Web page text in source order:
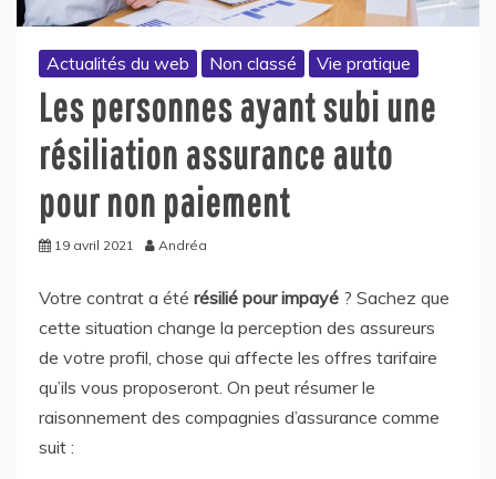
Actualités du web Non classé Vie pratique
Les personnes ayant subi une
résiliation assurance auto
pour non paiement
19 avril 2021 Andréa
Votre contrat a été résilié pour impayé ? Sachez que
cette situation change la perception des assureurs
de votre profil, chose qui affecte les offres tarifaire
qu’ils vous proposeront. On peut résumer le
raisonnement des compagnies d’assurance comme
suit :